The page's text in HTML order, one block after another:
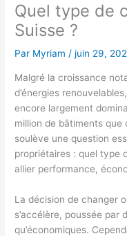
Quel type de
Suisse ?
Par Myriam/juin 29,
Malgré la croissance
d’énergies
encore largement
million de bâtiments
soulève une question
propriétaires : quel type
allier performance,
La décision de changer
s’accélère, poussée
qu’économiques.